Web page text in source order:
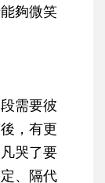
夠微笑
需要彼
，有更
哭了要
、隔代